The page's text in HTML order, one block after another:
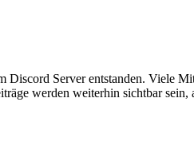
Discord Server entstanden. Viele
werden weiterhin sichtbar